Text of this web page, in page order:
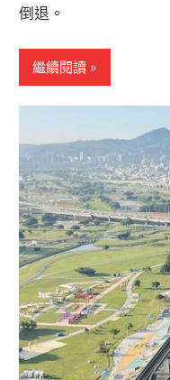
倒退。
繼續閱讀